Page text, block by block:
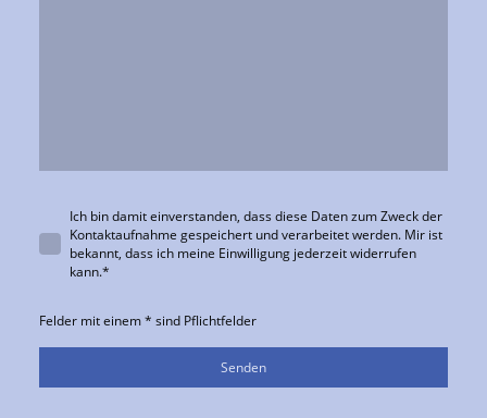
Ich bin damit einverstanden, dass diese Daten zum Zweck der
Kontaktaufnahme gespeichert und verarbeitet werden. Mir ist
bekannt, dass ich meine Einwilligung jederzeit widerrufen
kann.*
Felder mit einem * sind Pflichtfelder
Senden